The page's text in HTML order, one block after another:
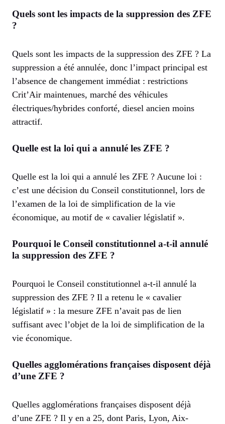
Quels sont les impacts de la suppression des ZFE
?
Quels sont les impacts de la suppression des ZFE ? La
suppression a été annulée, donc l’impact principal est
l’absence de changement immédiat : restrictions
Crit’Air maintenues, marché des véhicules
électriques/hybrides conforté, diesel ancien moins
attractif.
Quelle est la loi qui a annulé les ZFE ?
Quelle est la loi qui a annulé les ZFE ? Aucune loi :
c’est une décision du Conseil constitutionnel, lors de
l’examen de la loi de simplification de la vie
économique, au motif de « cavalier législatif ».
Pourquoi le Conseil constitutionnel a-t-il annulé
la suppression des ZFE ?
Pourquoi le Conseil constitutionnel a-t-il annulé la
suppression des ZFE ? Il a retenu le « cavalier
législatif » : la mesure ZFE n’avait pas de lien
suffisant avec l’objet de la loi de simplification de la
vie économique.
Quelles agglomérations françaises disposent déjà
d’une ZFE ?
Quelles agglomérations françaises disposent déjà
d’une ZFE ? Il y en a 25, dont Paris, Lyon, Aix-